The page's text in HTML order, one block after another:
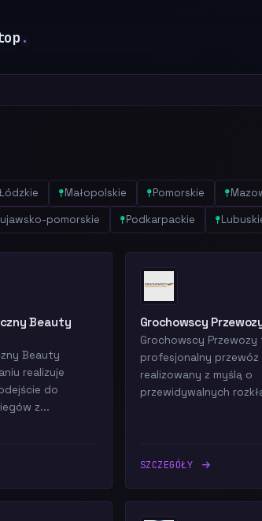
.
Małopolskie Pomorskie
pomorskie Podkarpackie
Beauty
Beauty
realizuje
do
z...
Grochowscy
Grochowscy Przewozy
profesjonalny przewóz
realizowany z myślą o
przewidywalnych
SZCZEGÓŁY